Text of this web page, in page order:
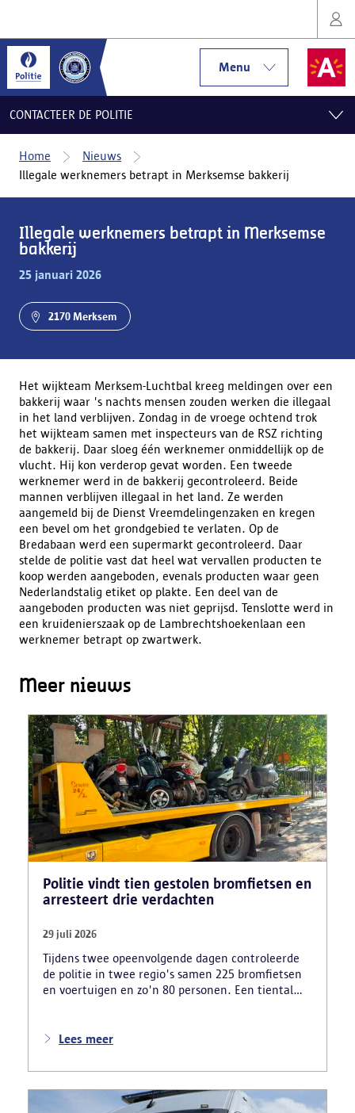
Menu
CONTACTEER DE POLITIE
Home
Nieuws
Illegale werknemers betrapt in Merksemse bakkerij
Illegale werknemers betrapt in Merksemse
bakkerij
25 januari 2026
2170 Merksem
Het wijkteam Merksem-Luchtbal kreeg meldingen over een
bakkerij waar 's nachts mensen zouden werken die illegaal
in het land verblijven. Zondag in de vroege ochtend trok
het wijkteam samen met inspecteurs van de RSZ richting
de bakkerij. Daar sloeg één werknemer onmiddellijk op de
vlucht. Hij kon verderop gevat worden. Een tweede
werknemer werd in de bakkerij gecontroleerd. Beide
mannen verblijven illegaal in het land. Ze werden
aangemeld bij de Dienst Vreemdelingenzaken en kregen
een bevel om het grondgebied te verlaten. Op de
Bredabaan werd een supermarkt gecontroleerd. Daar
stelde de politie vast dat heel wat vervallen producten te
koop werden aangeboden, evenals producten waar geen
Nederlandstalig etiket op plakte. Een deel van de
aangeboden producten was niet geprijsd. Tenslotte werd in
een kruidenierszaak op de Lambrechtshoekenlaan een
werknemer betrapt op zwartwerk.
Meer nieuws
Politie vindt tien gestolen bromfietsen en
arresteert drie verdachten
29 juli 2026
Tijdens twee opeenvolgende dagen controleerde
de politie in twee regio's samen 225 bromfietsen
en voertuigen en zo'n 80 personen. Een tiental
beslag genomen. Daarnaast arresteerde de politie
motorblokken en inbrekersmateriaal gevonden.
Lees meer